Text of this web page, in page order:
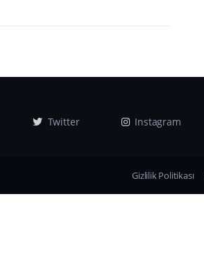
Twitter Instagram
Gizlilik Politikası